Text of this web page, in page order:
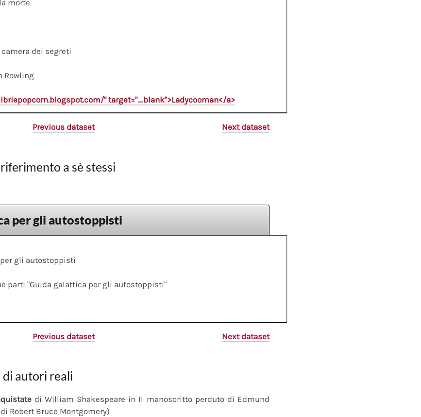
morte
camera dei segreti
Rowling
" target="_blank">Ladycooman</a>
Previous dataset Next dataset
a sè stessi
per gli autostoppisti
gli autostoppisti
parti "Guida galattica per gli autostoppisti"
Previous dataset Next dataset
autori reali
di William Shakespeare in Il manoscritto perduto di Edmund
Robert Bruce Montgomery)